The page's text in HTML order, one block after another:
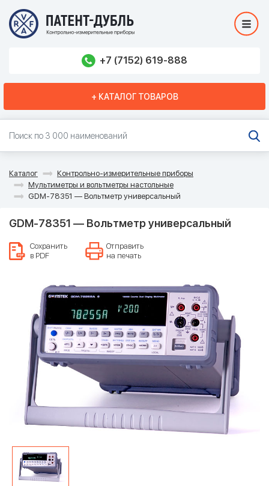
+7 (7152) 619-888
+ КАТАЛОГ ТОВАРОВ
Каталог
Контрольно-измерительные приборы
Мультиметры и вольтметры настольные
GDM-78351 — Вольтметр универсальный
GDM-78351 — Вольтметр универсальный
Сохранить
в PDF
Отправить
на печать